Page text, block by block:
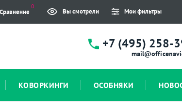
Сравнение
0
Вы смотрели Мои фильтры
+7 (495) 258-
КОВОРКИНГИ ОСОБНЯКИ